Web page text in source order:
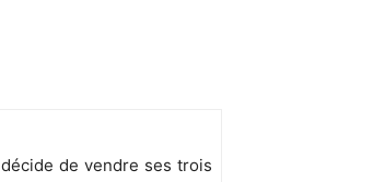
de vendre ses trois